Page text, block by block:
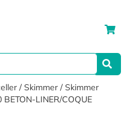
/Skimmer /Skimmer
LINER/COQUE